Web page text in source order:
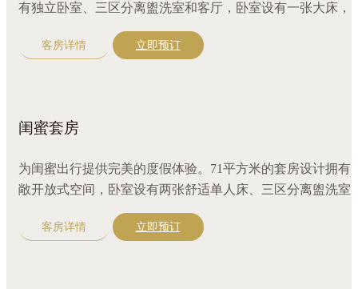
有独立卧室、三区分离盥洗室和客厅，卧室设有一张大床，
外同里湖景色映入眼帘，令人心旷神怡。配有超大圆形沙发
咖啡机，江南精选好茶，更有全套奢华沐浴精品。
客房详情 立即预订
闺蜜套房
为闺蜜出行提供完美的度假体验。71平方米的套房设计拥有
敞开放式空间，卧室设有两张舒适单人床、三区分离盥洗室
窗外即是风光旖旎的同里湖景色，令人心情愉悦。配有可爱
具、超大圆形沙发、咖啡机，江南精选好茶，更有全套奢华
客房详情 立即预订